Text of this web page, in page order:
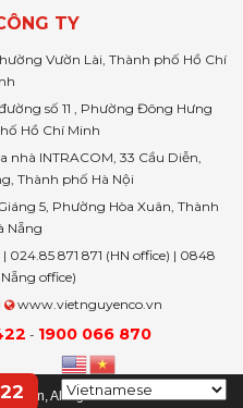
TY
Vườn Lài, Thành phố Hồ Chí
số 11 , Phường Đông Hưng
Hồ Chí Minh
nhà INTRACOM, 33 Cầu Diễn,
Thành phố Hà Nội
5, Phường Hòa Xuân, Thành
Nẵng
024.85 871 871 (HN office) | 0848
office)
www.vietnguyenco.vn
- 1900 066 870
All rights reserved